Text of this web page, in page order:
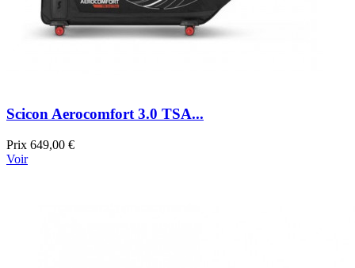
Scicon Aerocomfort 3.0 TSA...
Prix 649,00 €
Voir